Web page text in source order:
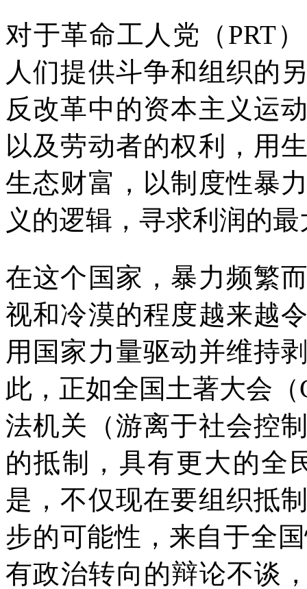
对于革命工人党（ PRT
人们提供斗争和组织的
反改革中的资本主义运
以及劳动者的权利，用
生态财富，以制度性暴
义的逻辑，寻求利润的
在这个国家，暴力频繁
视和冷漠的程度越来越
用国家力量驱动并维持
此，正如全国土著大会（
法机关（游离于社会控
的抵制，具有更大的全
是，不仅现在要组织抵
步的可能性，来自于全
有政治转向的辩论不谈